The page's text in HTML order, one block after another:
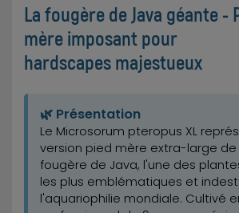
La fougère de Java géante -
mère imposant pour
hardscapes majestueux
🌿 Présentation
Le Microsorum pteropus XL
version pied mère extra-large
fougère de Java, l'une des
les plus emblématiques et
l'aquariophilie mondiale. Cultivé